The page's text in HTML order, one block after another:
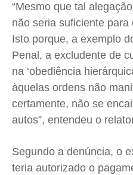
“Mesmo que tal
não seria suficiente
Isto porque, a exemplo
Penal, a excludente de
na ‘obediência
àquelas ordens não
certamente, não se
autos”, entendeu o
Segundo a denúncia, o
teria autorizado o